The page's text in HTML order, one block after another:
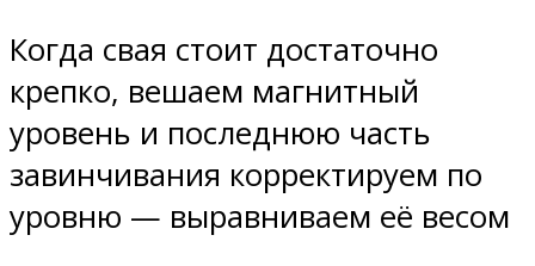
Когда свая стоит достаточно
крепко, вешаем магнитный
уровень и последнюю часть
завинчивания корректируем по
уровню — выравниваем её весом